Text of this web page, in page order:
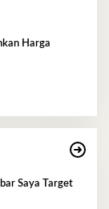
Harga
Saya Target